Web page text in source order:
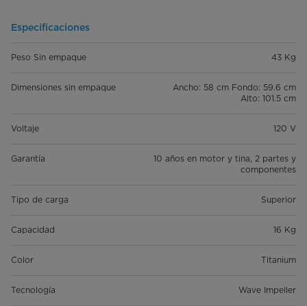
Especificaciones
Peso Sin empaque 43 Kg
Dimensiones sin empaque
Ancho: 58 cm Fondo: 59.6 cm
Alto: 101.5 cm
Voltaje 120 V
Garantía
10 años en motor y tina, 2 partes y
componentes
Tipo de carga Superior
Capacidad 16 Kg
Color Titanium
Tecnología Wave Impeller